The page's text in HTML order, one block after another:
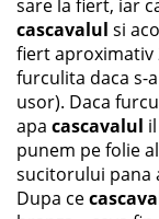
sare la fiert, iar
cascavalul si
fiert aproximativ
furculita daca s-
usor). Daca
apa cascavalul
punem pe folie
sucitorului pana
Dupa ce